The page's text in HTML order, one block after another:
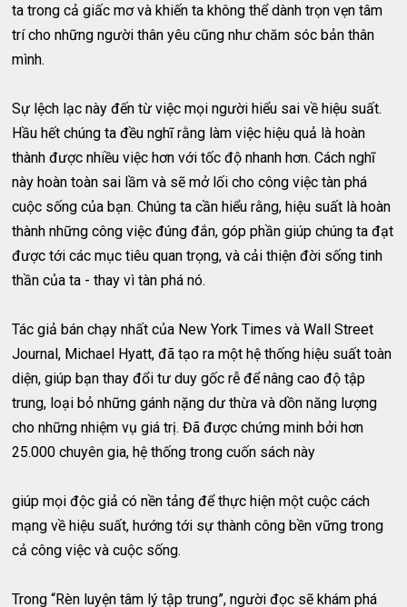
ta trong cả giấc mơ và khiến ta không thể dành trọn vẹn tâm
trí cho những người thân yêu cũng như chăm sóc bản thân
mình.
Sự lệch lạc này đến từ việc mọi người hiểu sai về hiệu suất.
Hầu hết chúng ta đều nghĩ rằng làm việc hiệu quả là hoàn
thành được nhiều việc hơn với tốc độ nhanh hơn. Cách nghĩ
này hoàn toàn sai lầm và sẽ mở lối cho công việc tàn phá
cuộc sống của bạn. Chúng ta cần hiểu rằng, hiệu suất là hoàn
thành những công việc đúng đắn, góp phần giúp chúng ta đạt
được tới các mục tiêu quan trọng, và cải thiện đời sống tinh
thần của ta - thay vì tàn phá nó.
Tác giả bán chạy nhất của New York Times và Wall Street
Journal, Michael Hyatt, đã tạo ra một hệ thống hiệu suất toàn
diện, giúp bạn thay đổi tư duy gốc rễ để nâng cao độ tập
trung, loại bỏ những gánh nặng dư thừa và dồn năng lượng
cho những nhiệm vụ giá trị. Đã được chứng minh bởi hơn
25.000 chuyên gia, hệ thống trong cuốn sách này
giúp mọi độc giả có nền tảng để thực hiện một cuộc cách
mạng về hiệu suất, hướng tới sự thành công bền vững trong
cả công việc và cuộc sống.
Trong “Rèn luyện tâm lý tập trung”, người đọc sẽ khám phá